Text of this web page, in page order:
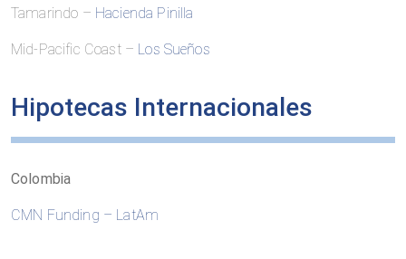
Tamarindo – Hacienda Pinilla
Mid-Pacific Coast – Los Sueños
Hipotecas Internacionales
Colombia
CMN Funding – LatAm